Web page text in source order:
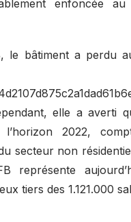
enfoncée
le bâtiment a perdu
elle a averti
2022,
secteur non
représente
tiers des 1.121.000